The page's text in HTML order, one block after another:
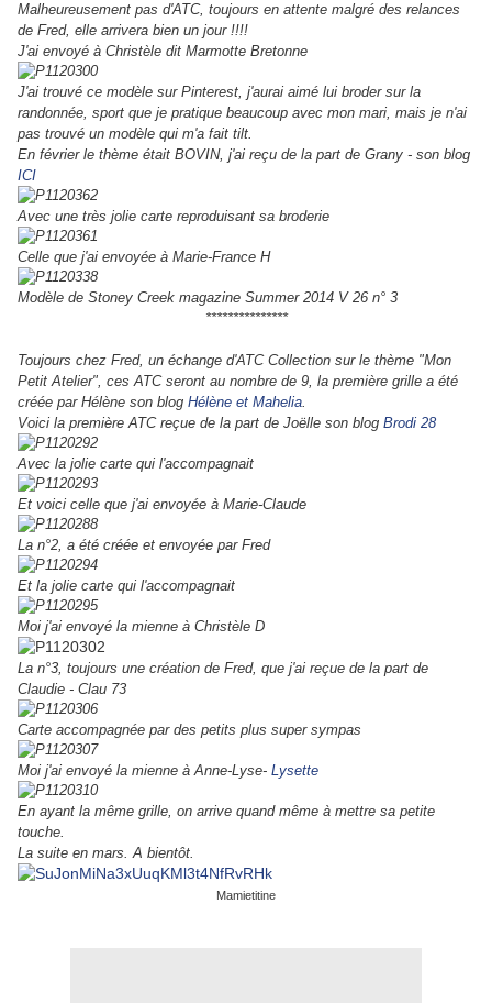
Malheureusement pas d'ATC, toujours en attente malgré des relances
de Fred, elle arrivera bien un jour !!!!
J'ai envoyé à Christèle dit Marmotte Bretonne
J'ai trouvé ce modèle sur Pinterest, j'aurai aimé lui broder sur la
randonnée, sport que je pratique beaucoup avec mon mari, mais je n'ai
pas trouvé un modèle qui m'a fait tilt.
En février le thème était BOVIN, j'ai reçu de la part de Grany - son blog
ICI
Avec une très jolie carte reproduisant sa broderie
Celle que j'ai envoyée à Marie-France H
Modèle de Stoney Creek magazine Summer 2014 V 26 n° 3
***************
Toujours chez Fred, un échange d'ATC Collection sur le thème "Mon
Petit Atelier", ces ATC seront au nombre de 9, la première grille a été
créée par Hélène son blog Hélène et Mahelia.
Voici la première ATC reçue de la part de Joëlle son blog Brodi 28
Avec la jolie carte qui l'accompagnait
Et voici celle que j'ai envoyée à Marie-Claude
La n°2, a été créée et envoyée par Fred
Et la jolie carte qui l'accompagnait
Moi j'ai envoyé la mienne à Christèle D
La n°3, toujours une création de Fred, que j'ai reçue de la part de
Claudie - Clau 73
Carte accompagnée par des petits plus super sympas
Moi j'ai envoyé la mienne à Anne-Lyse- Lysette
En ayant la même grille, on arrive quand même à mettre sa petite
touche.
La suite en mars. A bientôt.
Mamietitine